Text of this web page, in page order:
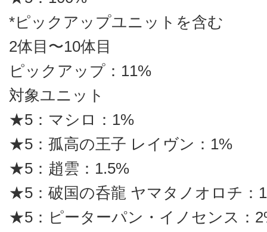
*ピックアップユニットを含む
2体目〜10体目
ピックアップ：11%
対象ユニット
★5：マシロ：1%
★5：孤高の王子 レイヴン：1%
★5：趙雲：1.5%
★5：破国の呑龍 ヤマタノオロチ：
★5：ピーターパン・イノセンス：